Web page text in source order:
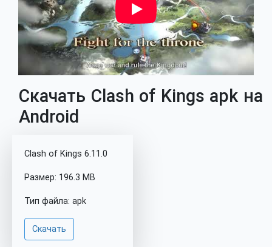
Скачать Clash of Kings apk на
Android
Clash of Kings 6.11.0
Размер: 196.3 MB
Тип файла: apk
Скачать